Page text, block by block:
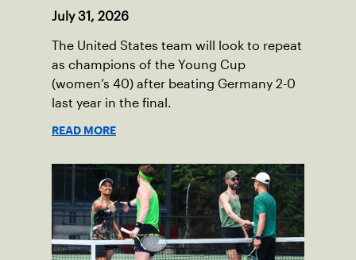
July 31, 2026
The United States team will look to repeat
as champions of the Young Cup
(women’s 40) after beating Germany 2-0
last year in the final.
READ MORE